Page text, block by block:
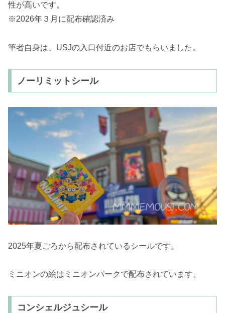
性が高いです。
※2026年３月に配布確認済み
筆者自身は、USJの入口付近のお店でもらいました。
ノーリミットシール
2025年夏ごろから配布されているシールです。
ミニオンの絵はミニオンパークで配布されています。
コンシェルジュシール